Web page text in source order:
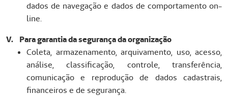
dados de navegação e dados de comportamento on-
line.
V. Para garantia da segurança da organização
Coleta, armazenamento, arquivamento, uso, acesso,
análise, classificação, controle, transferência,
comunicação e reprodução de dados cadastrais,
financeiros e de segurança.